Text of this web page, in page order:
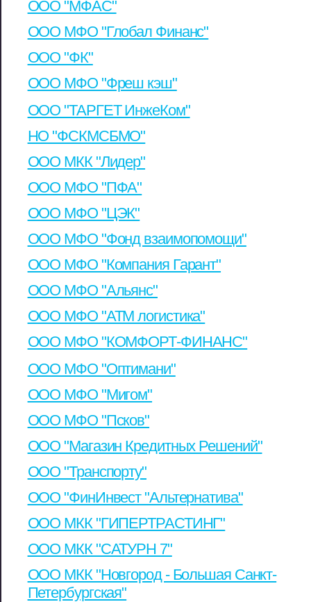
ООО "МФАС"
ООО МФО "Глобал Финанс"
ООО "ФК"
ООО МФО "Фреш кэш"
ООО "ТАРГЕТ ИнжеКом"
НО "ФСКМСБМО"
ООО МКК "Лидер"
ООО МФО "ПФА"
ООО МФО "ЦЭК"
ООО МФО "Фонд взаимопомощи"
ООО МФО "Компания Гарант"
ООО МФО "Альянс"
ООО МФО "АТМ логистика"
ООО МФО "КОМФОРТ-ФИНАНС"
ООО МФО "Оптимани"
ООО МФО "Мигом"
ООО МФО "Псков"
ООО "Магазин Кредитных Решений"
ООО "Транспорту"
ООО "ФинИнвест "Альтернатива"
ООО МКК "ГИПЕРТРАСТИНГ"
ООО МКК "САТУРН 7"
ООО МКК "Новгород - Большая Санкт-
Петербургская"